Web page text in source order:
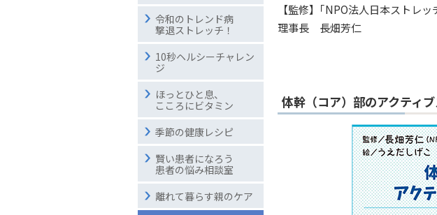
【監修】｢NPO法人日本ストレッ
理事長 長畑芳仁
体幹（コア）部のアクティ
令和のトレンド病
撃退ストレッチ！
10秒ヘルシーチャレン
ジ
ほっとひと息、
こころにビタミン
季節の健康レシピ
賢い患者になろう
患者の悩み相談室
離れて暮らす親のケア